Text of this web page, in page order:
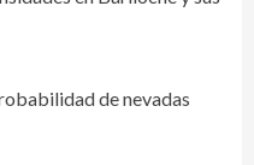
de nevadas